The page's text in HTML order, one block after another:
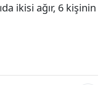
ikisi ağır, 6 kişinin